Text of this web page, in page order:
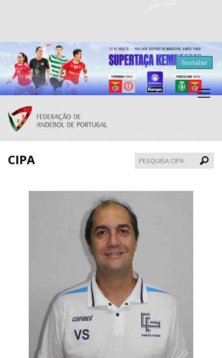
Resultados Andebol
Federação de Andebol de Portugal
Grátis - Disponivel na Play Store
Instalar
CIPA
CIPA